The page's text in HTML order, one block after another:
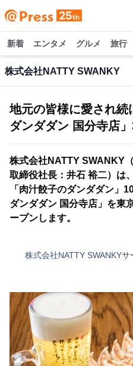
新着 エンタメ グルメ 旅行
株式会社NATTY SWANKY
地元の皆様に愛され
ダンダダン 国分寺店
株式会社NATTY SWANKY
取締役社長：井石 裕二）は
「肉汁餃子のダンダダン」
ダンダダン 国分寺店」を東
ープンします。
株式会社NATTY SWANKYサ